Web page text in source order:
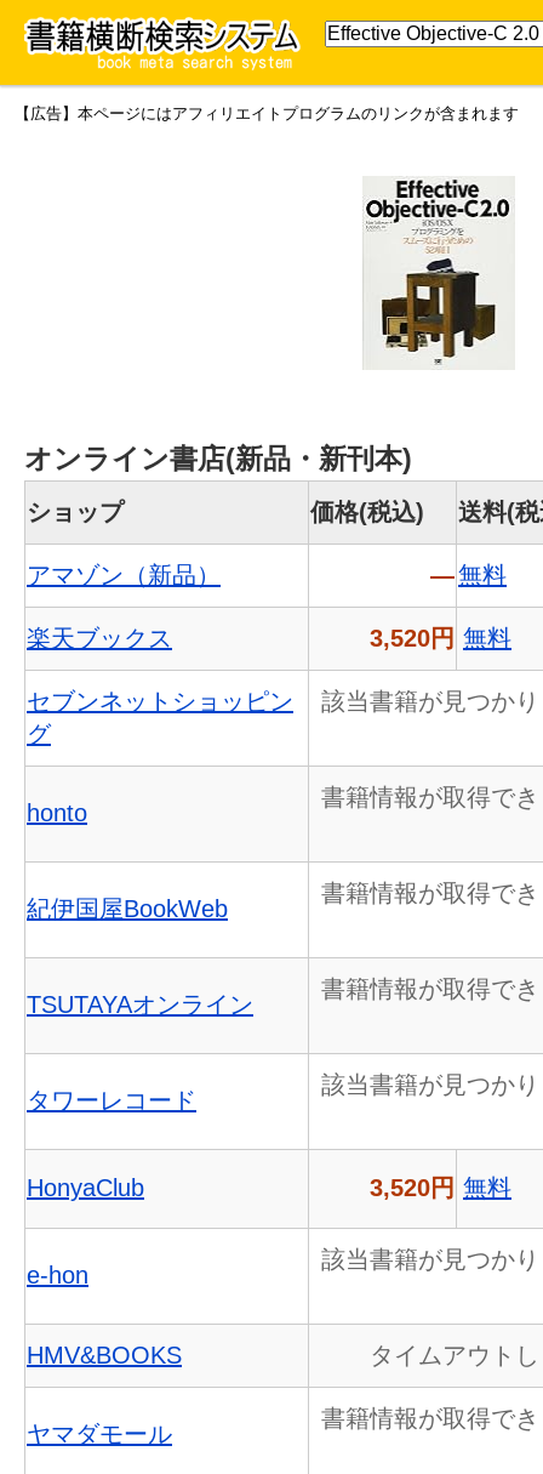
【広告】本ページにはアフィリエイトプログラムのリンクが含まれます
オンライン書店(新品・新刊本)
ショップ 価格(税込) 送料(
アマゾン（新品） ―無料
楽天ブックス 3,520円 無料
セブンネットショッピン
グ
該当書籍が見つか
honto
書籍情報が取得で
紀伊国屋BookWeb
書籍情報が取得で
TSUTAYAオンライン
書籍情報が取得で
タワーレコード
該当書籍が見つか
HonyaClub 3,520円 無料
e-hon
該当書籍が見つか
HMV&BOOKS タイムアウト
ヤマダモール
書籍情報が取得で